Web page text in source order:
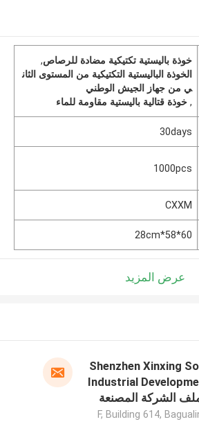
خوذة باليستية تكتيكية مضادة للرصاص,
الخوذة الباليستية التكتيكية من المستوى الثان
ي من جهاز الجيش الوطني
,خوذة قتالية باليستية مقاومة للماء
30days
1000pcs
CXXM
60*58*28cm
عرض المزيد
Shenzhen Xinxing
Industrial
6/F, Building 614,